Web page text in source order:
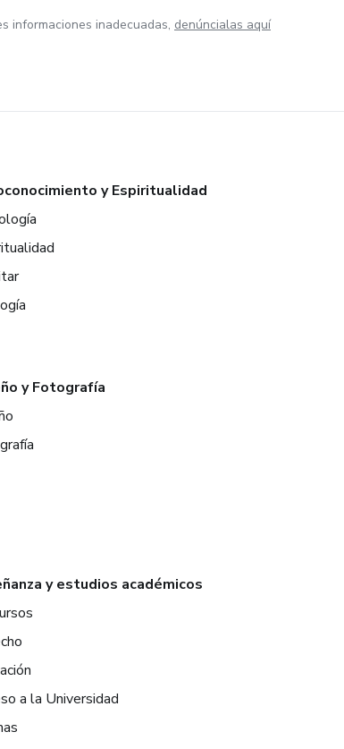
informaciones inadecuadas, denúncialas aquí
y Espiritualidad
y Fotografía
y estudios académicos
a la Universidad